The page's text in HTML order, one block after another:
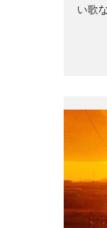
い歌